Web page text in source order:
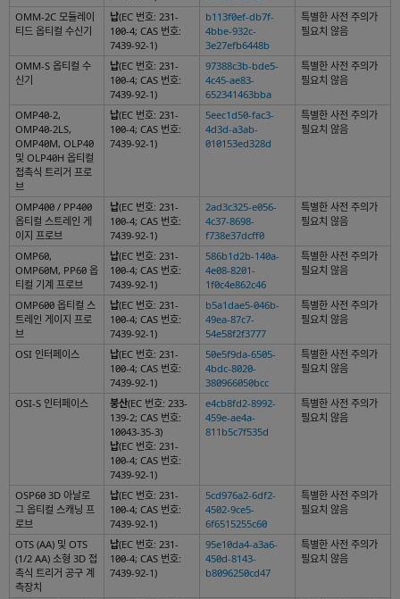
OMM-2C 모듈레이
티드 옵티컬 수신기
납(EC 번호: 231-
100-4; CAS 번호:
7439-92-1)
b113f0ef-db7f-
4bbe-932c-
3e27efb6448b
특별한 사전 주의가
필요치 않음
OMM-S 옵티컬 수
신기
납(EC 번호: 231-
100-4; CAS 번호:
7439-92-1)
97388c3b-bde5-
4c45-ae83-
652341463bba
특별한 사전 주의가
필요치 않음
OMP40-2,
OMP40-2LS,
OMP40M, OLP40
및 OLP40H 옵티컬
접촉식 트리거 프로
브
납(EC 번호: 231-
100-4; CAS 번호:
7439-92-1)
5eec1d50-fac3-
4d3d-a3ab-
010153ed328d
특별한 사전 주의가
필요치 않음
OMP400 / PP400
옵티컬 스트레인 게
이지 프로브
납(EC 번호: 231-
100-4; CAS 번호:
7439-92-1)
2ad3c325-e056-
4c37-8698-
f738e37dcff0
특별한 사전 주의가
필요치 않음
OMP60,
OMP60M, PP60 옵
티컬 기계 프로브
납(EC 번호: 231-
100-4; CAS 번호:
7439-92-1)
586b1d2b-140a-
4e08-8201-
1f0c4e862c46
특별한 사전 주의가
필요치 않음
OMP600 옵티컬 스
트레인 게이지 프로
브
납(EC 번호: 231-
100-4; CAS 번호:
7439-92-1)
b5a1dae5-046b-
49ea-87c7-
54e58f2f3777
특별한 사전 주의가
필요치 않음
OSI 인터페이스 납(EC 번호: 231-
100-4; CAS 번호:
7439-92-1)
50e5f9da-6505-
4bdc-8020-
380966050bcc
특별한 사전 주의가
필요치 않음
OSI-S 인터페이스 붕산(EC 번호: 233-
139-2; CAS 번호:
10043-35-3)
납(EC 번호: 231-
100-4; CAS 번호:
7439-92-1)
e4cb8fd2-8992-
459e-ae4a-
811b5c7f535d
특별한 사전 주의가
필요치 않음
OSP60 3D 아날로
그 옵티컬 스캐닝 프
로브
납(EC 번호: 231-
100-4; CAS 번호:
7439-92-1)
5cd976a2-6df2-
4502-9ce5-
6f6515255c60
특별한 사전 주의가
필요치 않음
OTS (AA) 및 OTS
(1/2 AA) 소형 3D 접
촉식 트리거 공구 계
측장치
납(EC 번호: 231-
100-4; CAS 번호:
7439-92-1)
95e10da4-a3a6-
450d-8143-
b8096250cd47
특별한 사전 주의가
필요치 않음